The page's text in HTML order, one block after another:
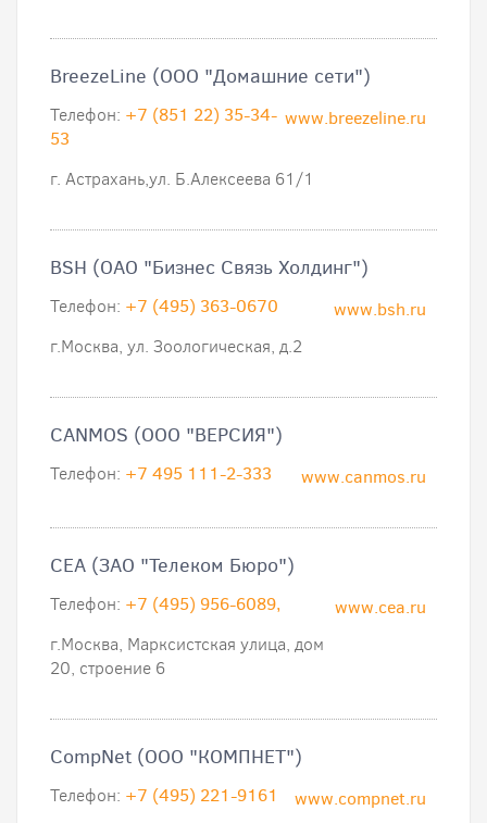
BreezeLine (ООО "Домашние сети")
www.breezeline.ru
Телефон: +7 (851 22) 35-34-
53
г. Астрахань,ул. Б.Алексеева 61/1
BSH (ОАО "Бизнес Связь Холдинг")
www.bsh.ru
Телефон: +7 (495) 363-0670
г.Москва, ул. Зоологическая, д.2
CANMOS (ООО "ВЕРСИЯ")
www.canmos.ru
Телефон: +7 495 111-2-333
CEA (ЗАО "Телеком Бюро")
www.cea.ru
Телефон: +7 (495) 956-6089,
г.Москва, Марксистская улица, дом
20, строение 6
CompNet (ООО "КОМПНЕТ")
www.compnet.ru
Телефон: +7 (495) 221-9161